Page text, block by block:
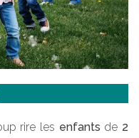
rire les enfants de 2